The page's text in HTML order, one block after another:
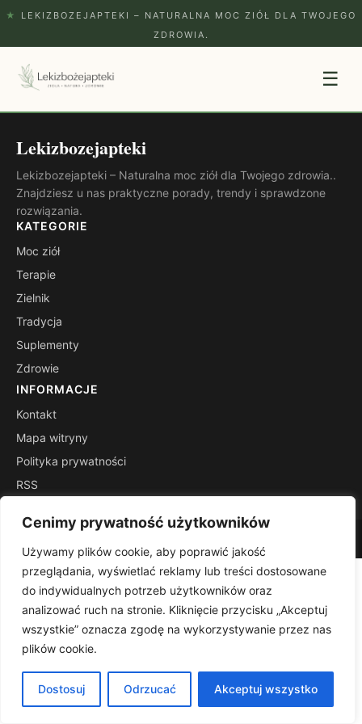
Cenimy prywatność użytkowników
Używamy plików cookie, aby poprawić jakość
przeglądania, wyświetlać reklamy lub treści dostosowane
do indywidualnych potrzeb użytkowników oraz
analizować ruch na stronie. Kliknięcie przycisku „Akceptuj
wszystkie” oznacza zgodę na wykorzystywanie przez nas
plików cookie.
Dostosuj Odrzucać Akceptuj wszystko
★
LEKIZBOZEJAPTEKI – NATURALNA MOC ZIÓŁ DLA TWOJEGO
ZDROWIA.
☰
Lekizbozejapteki
Lekizbozejapteki – Naturalna moc ziół dla Twojego zdrowia..
Znajdziesz u nas praktyczne porady, trendy i sprawdzone
rozwiązania.
KATEGORIE
Moc ziół
Terapie
Zielnik
Tradycja
Suplementy
Zdrowie
INFORMACJE
Kontakt
Mapa witryny
Polityka prywatności
RSS